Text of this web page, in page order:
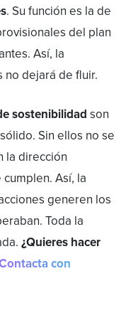
. Su función es la de
del plan
Así, la
no dejará de fluir.
sostenibilidad son
Sin ellos no se
la dirección
Así, la
generen los
Toda la
¿Quieres hacer
con